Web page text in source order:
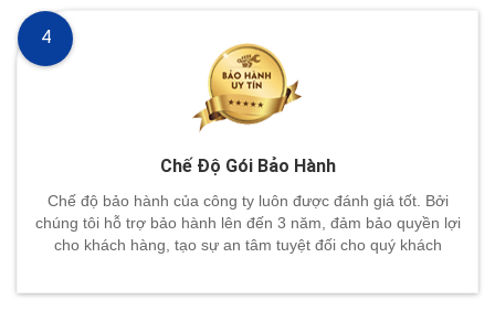
Chế Độ Gói Bảo Hành
Chế độ bảo hành của công ty luôn được đánh giá tốt. Bởi
chúng tôi hỗ trợ bảo hành lên đến 3 năm, đảm bảo quyền lợi
cho khách hàng, tạo sự an tâm tuyệt đối cho quý khách
4